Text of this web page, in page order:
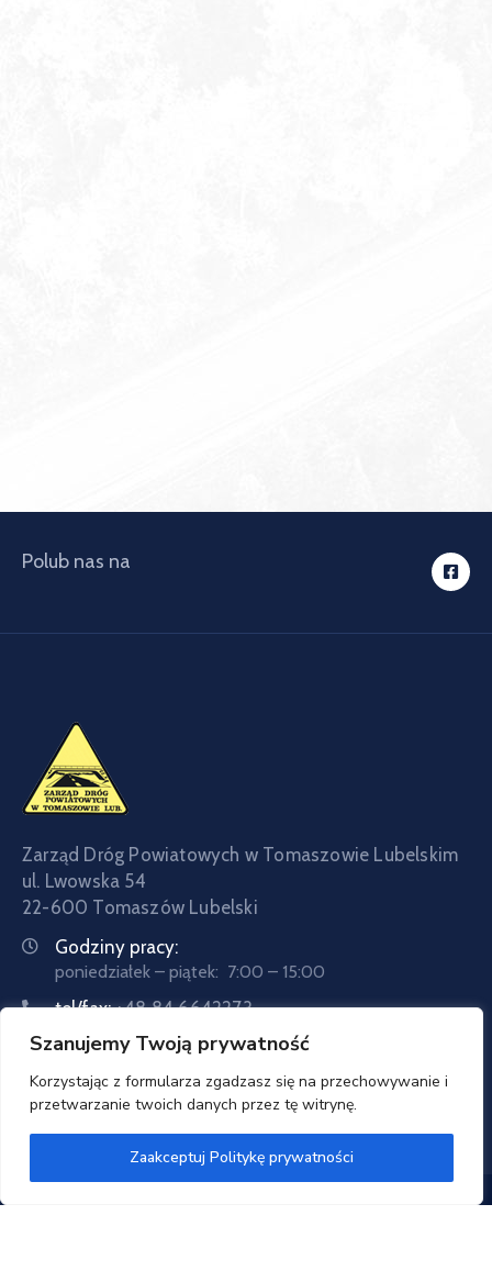
Szanujemy Twoją prywatność
Korzystając z formularza zgadzasz się na przechowywanie i
przetwarzanie twoich danych przez tę witrynę.
Zaakceptuj Politykę prywatności
Polub nas na
Zarząd Dróg Powiatowych w Tomaszowie Lubelskim
ul. Lwowska 54
22-600 Tomaszów Lubelski
Godziny pracy:
poniedziałek – piątek: 7:00 – 15:00
tel/fax:+48 84 6642273
tel:+48 84 6642057
Email:sekretariat@zdptomaszow.pl